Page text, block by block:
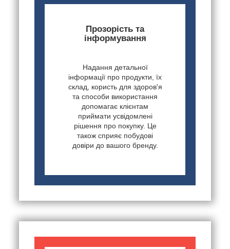
Прозорість та
інформування
Надання детальної
інформації про продукти, їх
склад, користь для здоров'я
та способи використання
допомагає клієнтам
приймати усвідомлені
рішення про покупку. Це
також сприяє побудові
довіри до вашого бренду.